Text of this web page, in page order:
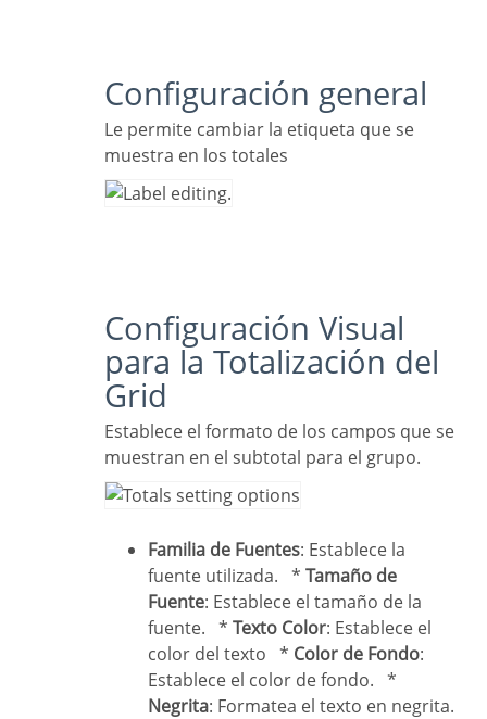
Configuración general
Le permite cambiar la etiqueta que se
muestra en los totales
Configuración Visual
para la Totalización del
Grid
Establece el formato de los campos que se
muestran en el subtotal para el grupo.
Familia de Fuentes: Establece la
fuente utilizada. * Tamaño de
Fuente: Establece el tamaño de la
fuente. * Texto Color: Establece el
color del texto * Color de Fondo:
Establece el color de fondo. *
Negrita: Formatea el texto en negrita.